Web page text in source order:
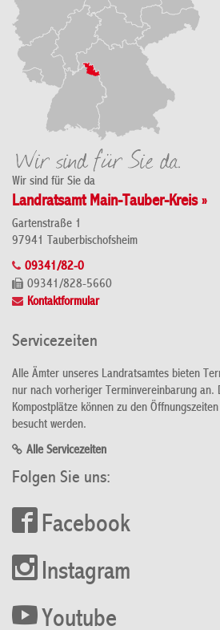
Wir sind für Sie da
Landratsamt Main-Tauber-Kreis »
Gartenstraße 1
97941 Tauberbischofsheim
09341/82-0
09341/828-5660
Kontaktformular
Servicezeiten
Alle Ämter unseres Landratsamtes bieten
nur nach vorheriger Terminvereinbarung an.
Kompostplätze können zu den
besucht werden.
Alle Servicezeiten
Folgen Sie uns:
Facebook
Instagram
Youtube